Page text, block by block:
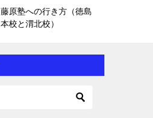
藤原塾への行き方（徳島
本校と渭北校）